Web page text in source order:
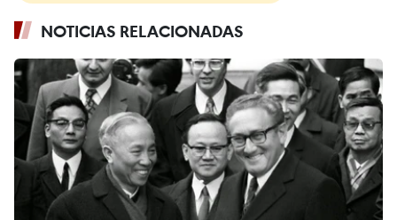
NOTICIAS RELACIONADAS